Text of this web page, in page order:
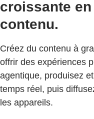
croissante
contenu.
Créez du contenu à
offrir des expériences
agentique, produisez
temps réel, puis
les appareils.